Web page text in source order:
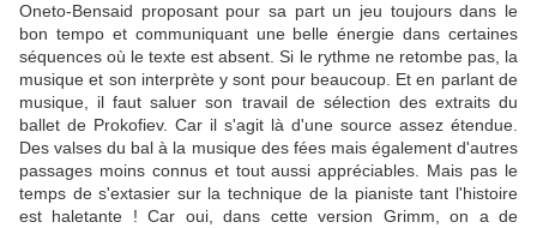
Oneto-Bensaid proposant pour sa part un jeu toujours dans le
bon tempo et communiquant une belle énergie dans certaines
séquences où le texte est absent. Si le rythme ne retombe pas, la
musique et son interprète y sont pour beaucoup. Et en parlant de
musique, il faut saluer son travail de sélection des extraits du
ballet de Prokofiev. Car il s'agit là d'une source assez étendue.
Des valses du bal à la musique des fées mais également d'autres
passages moins connus et tout aussi appréciables. Mais pas le
temps de s'extasier sur la technique de la pianiste tant l'histoire
est haletante ! Car oui, dans cette version Grimm, on a de